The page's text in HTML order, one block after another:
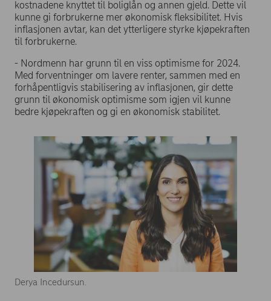
kostnadene knyttet til boliglån og annen gjeld. Dette vil
kunne gi forbrukerne mer økonomisk fleksibilitet. Hvis
inflasjonen avtar, kan det ytterligere styrke kjøpekraften
til forbrukerne.
- Nordmenn har grunn til en viss optimisme for 2024.
Med forventninger om lavere renter, sammen med en
forhåpentligvis stabilisering av inflasjonen, gir dette
grunn til økonomisk optimisme som igjen vil kunne
bedre kjøpekraften og gi en økonomisk stabilitet.
Derya Incedursun.